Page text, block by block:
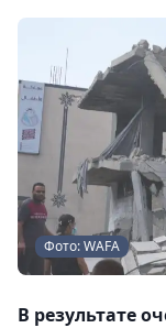
Фото: WAFA
В результате